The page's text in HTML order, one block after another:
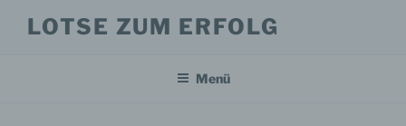
InhaltLOTSE ZUM ERFOLG
Menü